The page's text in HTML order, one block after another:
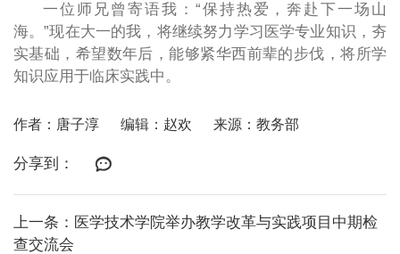
一位师兄曾寄语我：“保持热爱，奔赴下一场山
海。”现在大一的我，将继续努力学习医学专业知识，夯
实基础，希望数年后，能够紧华西前辈的步伐，将所学
知识应用于临床实践中。
作者：唐子淳 编辑：赵欢 来源：教务部
分享到：
上一条：医学技术学院举办教学改革与实践项目中期检
查交流会